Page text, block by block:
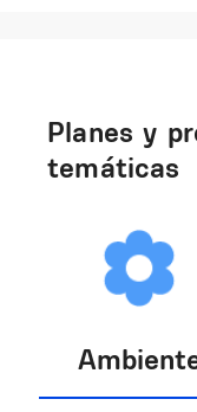
Planes y
temáticas